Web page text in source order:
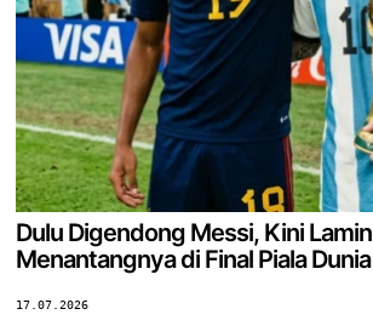
Dulu Digendong Messi, Kini
Menantangnya di Final Piala
17.07.2026